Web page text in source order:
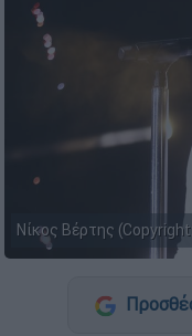
Νίκος Βέρτης